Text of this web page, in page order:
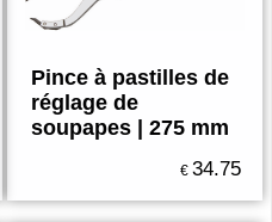
Pince à pastilles de
réglage de
soupapes | 275 mm
€ 34.75